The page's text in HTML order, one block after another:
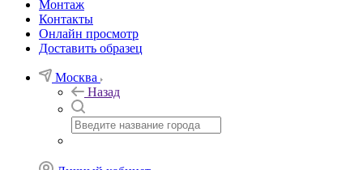
Монтаж
Контакты
Онлайн просмотр
Доставить образец
Москва
Назад